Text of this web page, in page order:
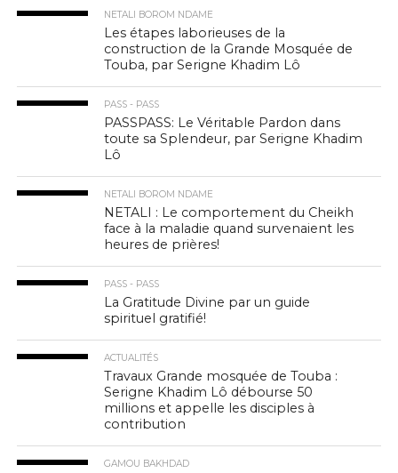
NETALI BOROM NDAME
Les étapes laborieuses de la
construction de la Grande Mosquée de
Touba, par Serigne Khadim Lô
PASS - PASS
PASSPASS: Le Véritable Pardon dans
toute sa Splendeur, par Serigne Khadim
Lô
NETALI BOROM NDAME
NETALI : Le comportement du Cheikh
face à la maladie quand survenaient les
heures de prières!
PASS - PASS
La Gratitude Divine par un guide
spirituel gratifié!
ACTUALITÉS
Travaux Grande mosquée de Touba :
Serigne Khadim Lô débourse 50
millions et appelle les disciples à
contribution
GAMOU BAKHDAD